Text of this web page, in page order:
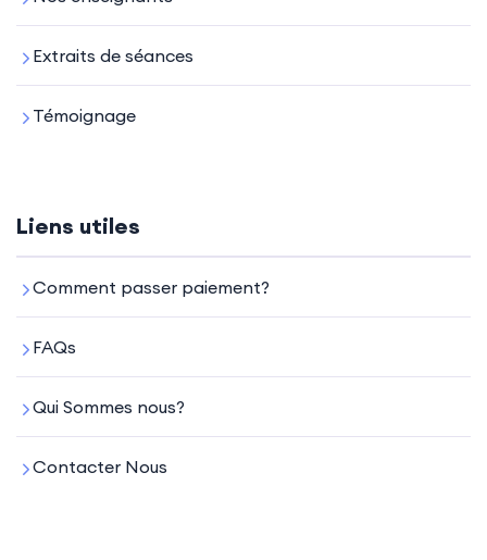
Extraits de séances
Témoignage
Liens utiles
Comment passer paiement?
FAQs
Qui Sommes nous?
Contacter Nous